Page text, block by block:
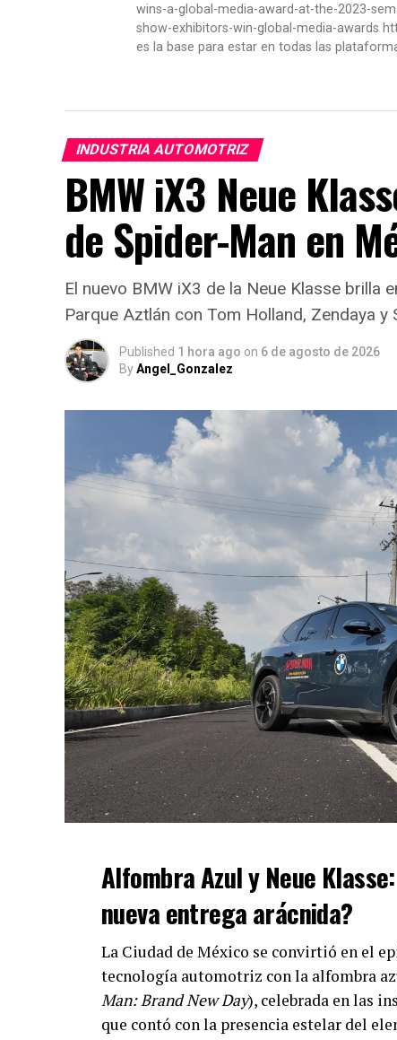
wins-a-global-media-award-at-the-2023-
show-exhibitors-win-global-media-awards
es la base para estar en todas las
INDUSTRIA AUTOMOTRIZ
BMW iX3 Neue
de Spider-Man en
El nuevo BMW iX3 de la Neue Klasse brilla
Parque Aztlán con Tom Holland, Zendaya y
Published 1 hora ago on 6 de agosto de 2026
ByAngel_Gonzalez
Alfombra Azul y Neue
nueva entrega arácnida?
La Ciudad de México se convirtió en el
tecnología automotriz con la alfombra
Man: Brand New Day), celebrada en las
que contó con la presencia estelar del